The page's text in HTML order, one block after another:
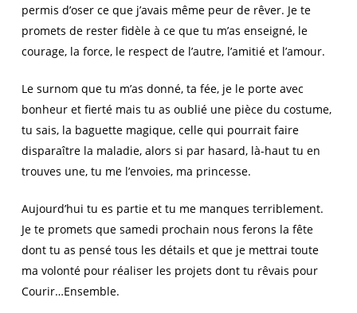
permis d’oser ce que j’avais même peur de rêver. Je te
promets de rester fidèle à ce que tu m’as enseigné, le
courage, la force, le respect de l’autre, l’amitié et l’amour.
Le surnom que tu m’as donné, ta fée, je le porte avec
bonheur et fierté mais tu as oublié une pièce du costume,
tu sais, la baguette magique, celle qui pourrait faire
disparaître la maladie, alors si par hasard, là-haut tu en
trouves une, tu me l’envoies, ma princesse.
Aujourd’hui tu es partie et tu me manques terriblement.
Je te promets que samedi prochain nous ferons la fête
dont tu as pensé tous les détails et que je mettrai toute
ma volonté pour réaliser les projets dont tu rêvais pour
Courir…Ensemble.